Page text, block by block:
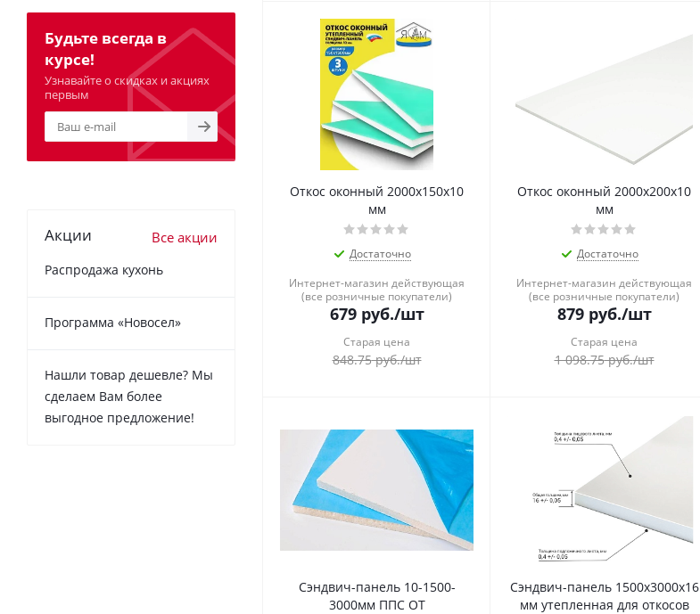
Откос оконный 2000x150x10
мм
Достаточно
Интернет-магазин действующая
(все розничные покупатели)
679руб./шт
Старая цена
848.75руб./шт
Откос оконный 2000x200x10
мм
Достаточно
Интернет-магазин действующая
(все розничные покупатели)
879руб./шт
Старая цена
1 098.75руб./шт
Сэндвич-панель 10-1500-
3000мм ППС ОТ
Сэндвич-панель 1500х3000х16
мм утепленная для откосов
Будьте всегда в
курсе!
Узнавайте о скидках и акциях
первым
Акции Все акции
Распродажа кухонь
Программа «Новосел»
Нашли товар дешевле? Мы
сделаем Вам более
выгодное предложение!